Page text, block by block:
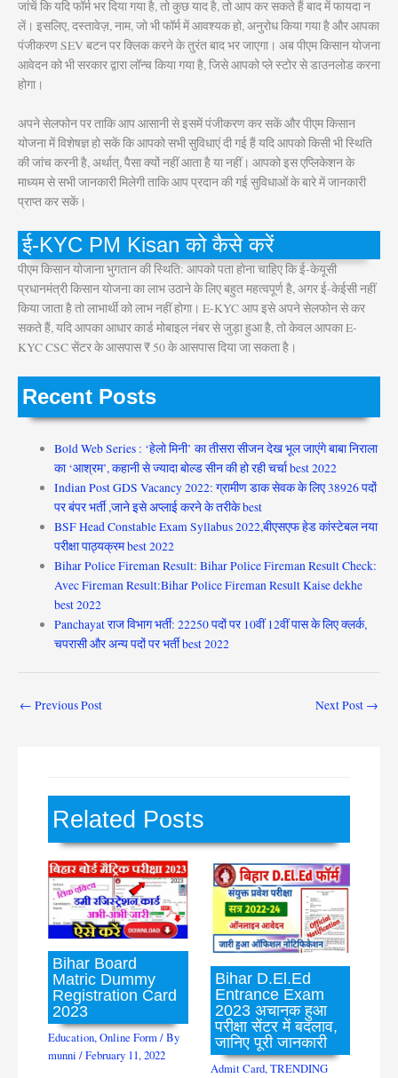
जांचें कि यदि फॉर्म भर दिया गया है, तो कुछ याद है, तो आप कर सकते हैं बाद में फायदा न
लें। इसलिए, दस्तावेज़, नाम, जो भी फॉर्म में आवश्यक हो, अनुरोध किया गया है और आपका
पंजीकरण SEV बटन पर क्लिक करने के तुरंत बाद भर जाएगा। अब पीएम किसान योजना
आवेदन को भी सरकार द्वारा लॉन्च किया गया है, जिसे आपको प्ले स्टोर से डाउनलोड करना
होगा।
अपने सेलफोन पर ताकि आप आसानी से इसमें पंजीकरण कर सकें और पीएम किसान
योजना में विशेषज्ञ हो सकें कि आपको सभी सुविधाएं दी गई हैं यदि आपको किसी भी स्थिति
की जांच करनी है, अर्थात्, पैसा क्यों नहीं आता है या नहीं। आपको इस एप्लिकेशन के
माध्यम से सभी जानकारी मिलेगी ताकि आप प्रदान की गई सुविधाओं के बारे में जानकारी
प्राप्त कर सकें।
ई-KYC PM Kisan को कैसे करें
पीएम किसान योजाना भुगतान की स्थिति: आपको पता होना चाहिए कि ई-केयूसी
प्रधानमंत्री किसान योजना का लाभ उठाने के लिए बहुत महत्वपूर्ण है, अगर ई-केईसी नहीं
किया जाता है तो लाभार्थी को लाभ नहीं होगा। E-KYC आप इसे अपने सेलफोन से कर
सकते हैं, यदि आपका आधार कार्ड मोबाइल नंबर से जुड़ा हुआ है, तो केवल आपका E-
KYC CSC सेंटर के आसपास ₹ 50 के आसपास दिया जा सकता है।
Recent Posts
Bold Web Series : ‘हेलो मिनी’ का तीसरा सीजन देख भूल जाएंगे बाबा निराला
का ‘आश्रम’, कहानी से ज्यादा बोल्ड सीन की हो रही चर्चा best 2022
Indian Post GDS Vacancy 2022: ग्रामीण डाक सेवक के लिए 38926 पदों
पर बंपर भर्ती ,जाने इसे अप्लाई करने के तरीके best
BSF Head Constable Exam Syllabus 2022,बीएसएफ हेड कांस्टेबल नया
परीक्षा पाठ्यक्रम best 2022
Bihar Police Fireman Result: Bihar Police Fireman Result Check:
Avec Fireman Result:Bihar Police Fireman Result Kaise dekhe
best 2022
Panchayat राज विभाग भर्ती: 22250 पदों पर 10वीं 12वीं पास के लिए क्लर्क,
चपरासी और अन्य पदों पर भर्ती best 2022
← Previous Post Next Post →
Related Posts
Bihar Board
Matric Dummy
Registration Card
2023
Education,Online Form/ By
munni/February 11, 2022
Bihar D.El.Ed
Entrance Exam
2023 अचानक हुआ
परीक्षा सेंटर में बदलाव,
जानिए पूरी जानकारी
Admit Card,TRENDING